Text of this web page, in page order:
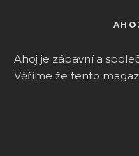
Ahoj je zábavní a
Věříme že tento